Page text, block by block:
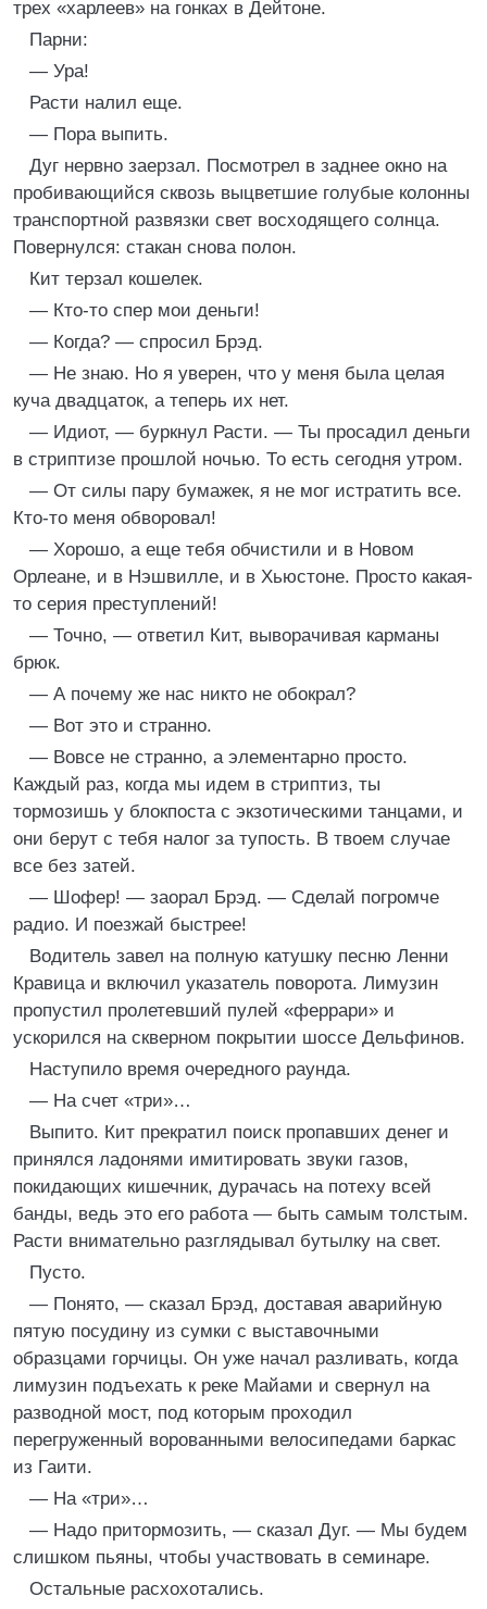
трех «харлеев» на гонках в Дейтоне.
Парни:
— Ура!
Расти налил еще.
— Пора выпить.
Дуг нервно заерзал. Посмотрел в заднее окно на
пробивающийся сквозь выцветшие голубые колонны
транспортной развязки свет восходящего солнца.
Повернулся: стакан снова полон.
Кит терзал кошелек.
— Кто-то спер мои деньги!
— Когда? — спросил Брэд.
— Не знаю. Но я уверен, что у меня была целая
куча двадцаток, а теперь их нет.
— Идиот, — буркнул Расти. — Ты просадил деньги
в стриптизе прошлой ночью. То есть сегодня утром.
— От силы пару бумажек, я не мог истратить все.
Кто-то меня обворовал!
— Хорошо, а еще тебя обчистили и в Новом
Орлеане, и в Нэшвилле, и в Хьюстоне. Просто какая-
то серия преступлений!
— Точно, — ответил Кит, выворачивая карманы
брюк.
— А почему же нас никто не обокрал?
— Вот это и странно.
— Вовсе не странно, а элементарно просто.
Каждый раз, когда мы идем в стриптиз, ты
тормозишь у блокпоста с экзотическими танцами, и
они берут с тебя налог за тупость. В твоем случае
все без затей.
— Шофер! — заорал Брэд. — Сделай погромче
радио. И поезжай быстрее!
Водитель завел на полную катушку песню Ленни
Кравица и включил указатель поворота. Лимузин
пропустил пролетевший пулей «феррари» и
ускорился на скверном покрытии шоссе Дельфинов.
Наступило время очередного раунда.
— На счет «три»…
Выпито. Кит прекратил поиск пропавших денег и
принялся ладонями имитировать звуки газов,
покидающих кишечник, дурачась на потеху всей
банды, ведь это его работа — быть самым толстым.
Расти внимательно разглядывал бутылку на свет.
Пусто.
— Понято, — сказал Брэд, доставая аварийную
пятую посудину из сумки с выставочными
образцами горчицы. Он уже начал разливать, когда
лимузин подъехать к реке Майами и свернул на
разводной мост, под которым проходил
перегруженный ворованными велосипедами баркас
из Гаити.
— На «три»…
— Надо притормозить, — сказал Дуг. — Мы будем
слишком пьяны, чтобы участвовать в семинаре.
Остальные расхохотались.